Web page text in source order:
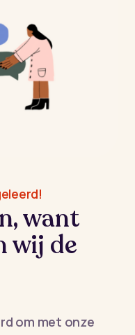
want
wij de
om met onze